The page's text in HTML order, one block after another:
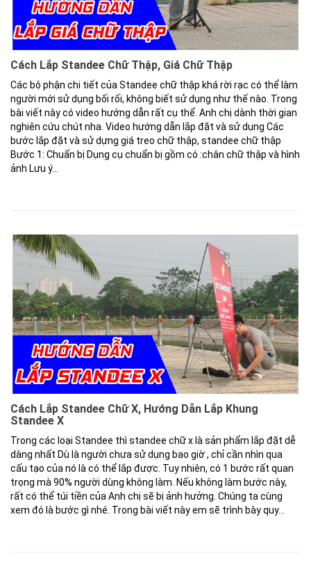
Cách Lắp Standee Chữ Thập, Giá Chữ Thập
Các bộ phận chi tiết của Standee chữ thập khá rời rạc có thể làm
người mới sử dụng bối rối, không biết sử dụng như thế nào. Trong
bài viết này có video hướng dẫn rất cụ thể. Anh chị dành thời gian
nghiên cứu chút nha. Video hướng dẫn lắp đặt và sử dụng Các
bước lắp đặt và sử dựng giá treo chữ thập, standee chữ thập
Bước 1: Chuẩn bị Dụng cụ chuẩn bị gồm có :chân chữ thập và hình
ảnh Lưu ý...
Cách Lắp Standee Chữ X, Hướng Dẫn Lắp Khung
Standee X
Trong các loại Standee thì standee chữ x là sản phẩm lắp đặt dễ
dàng nhất Dù là người chưa sử dụng bao giờ , chỉ cần nhìn qua
cấu tạo của nó là có thể lắp được. Tuy nhiên, có 1 bước rất quan
trọng mà 90% người dùng không làm. Nếu không làm bước này,
rất có thể túi tiền của Anh chị sẽ bị ảnh hưởng. Chúng ta cùng
xem đó là bước gì nhé. Trong bài viết này em sẽ trình bày quy...